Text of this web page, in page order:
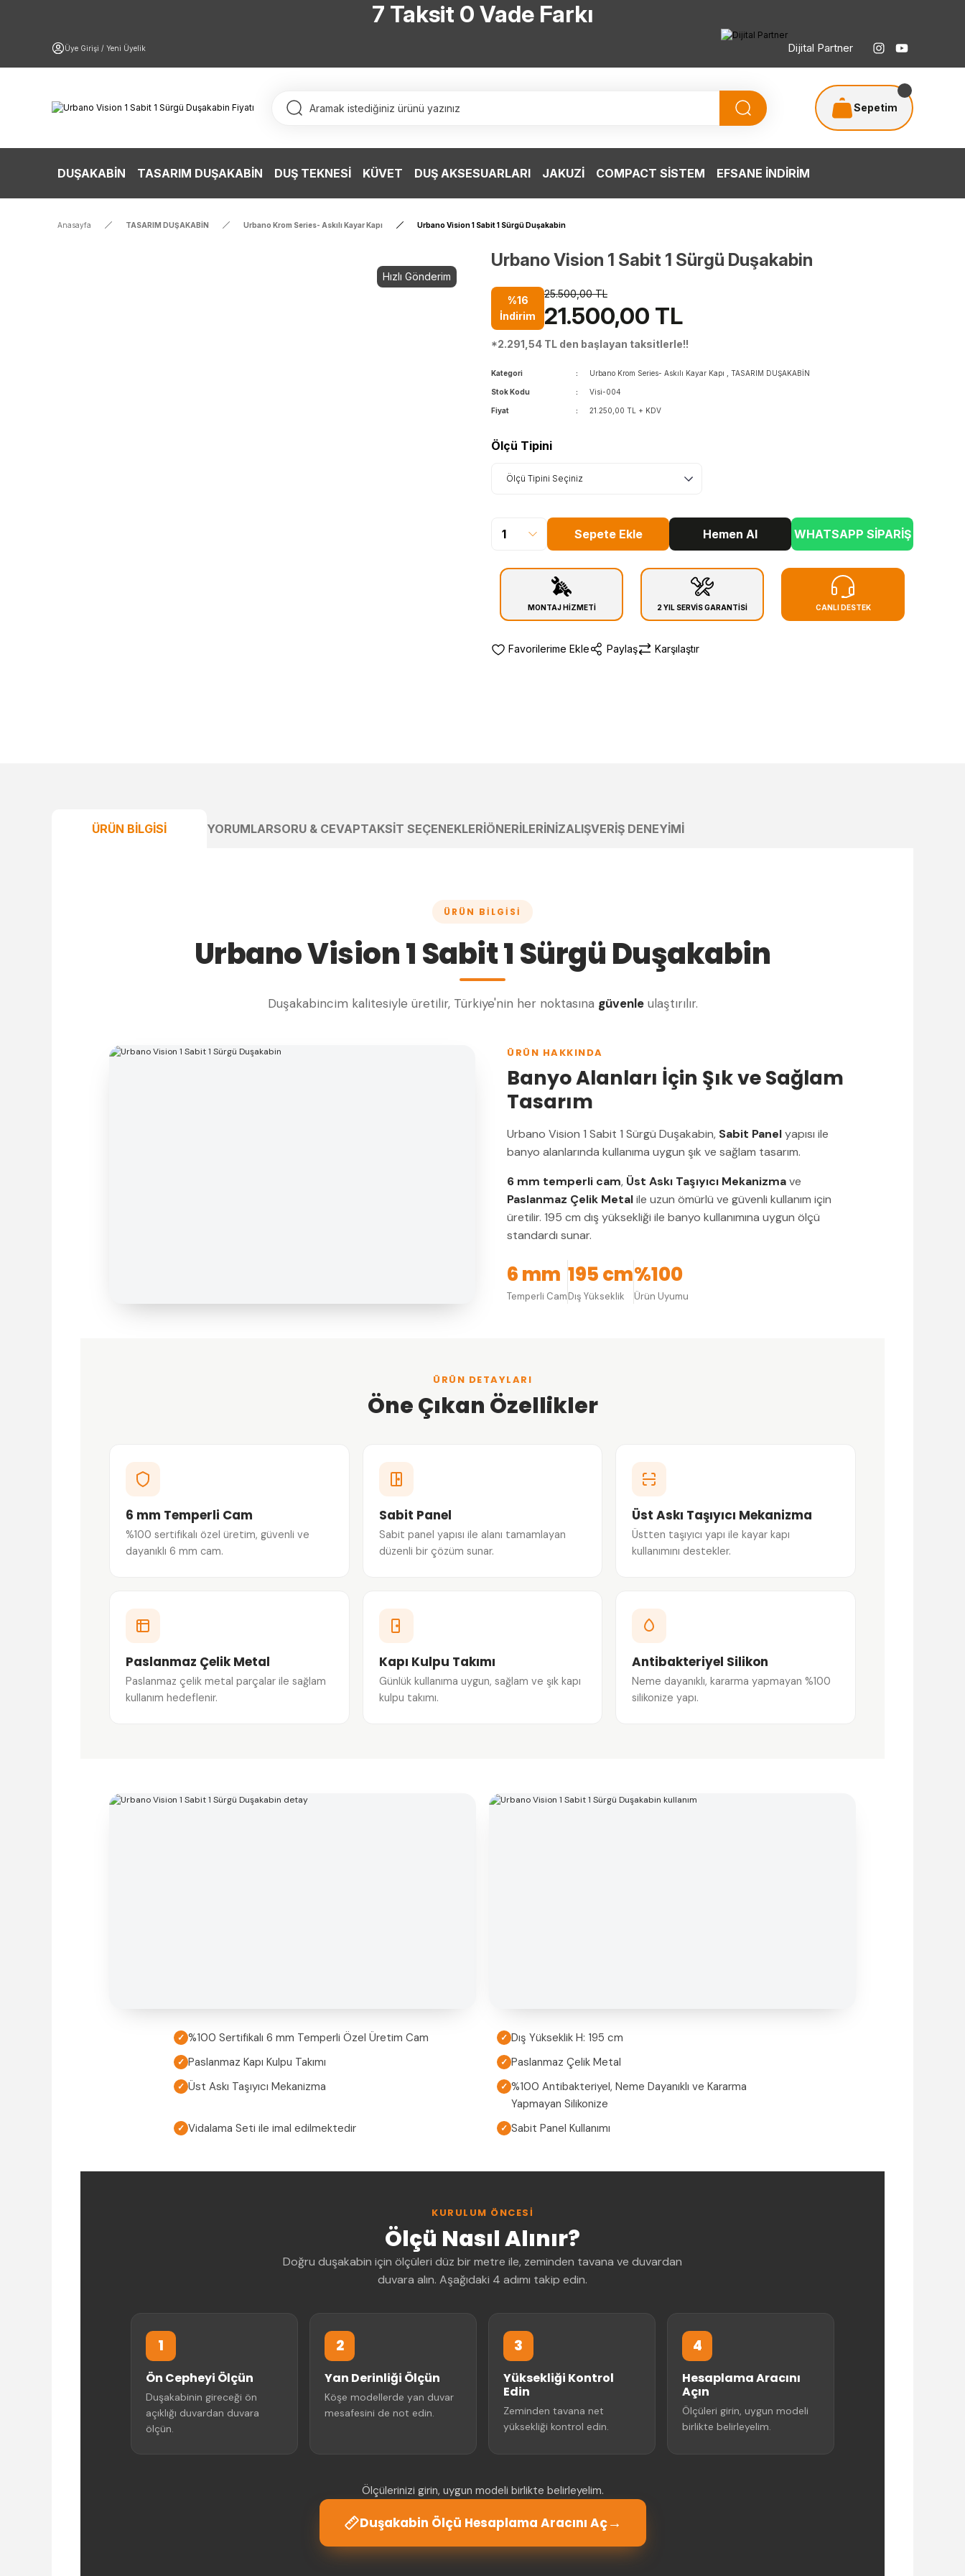
7 Taksit 0 Vade Farkı
Üye Girişi / Yeni Üyelik
TÜRKİYE’NİN HERYERİNE ÜCRETSİZ KARGO
Dijital Partner
Sepetim
DUŞAKABİN TASARIM DUŞAKABİN DUŞ TEKNESİ KÜVET DUŞ AKSESUARLARI JAKUZİ COMPACT SİSTEM EFSANE İNDİRİM
Anasayfa TASARIM DUŞAKABİN Urbano Krom Series- Askılı Kayar Kapı Urbano Vision 1 Sabit 1 Sürgü Duşakabin
Hızlı Gönderim
Urbano Vision 1 Sabit 1 Sürgü Duşakabin
%16
İndirim
25.500,00 TL
21.500,00 TL
*2.291,54 TL den başlayan taksitlerle!!
Kategori Urbano Krom Series- Askılı Kayar Kapı TASARIM DUŞAKABİN
Stok Kodu Visi-004
Fiyat 21.250,00 TL + KDV
Ölçü Tipini
Sepete Ekle Hemen Al WHATSAPP SİPARİŞ
MONTAJ HİZMETİ 2 YIL SERVİS GARANTİSİ CANLI DESTEK
Paylaş Karşılaştır
ÜRÜN BILGISI YORUMLARSORU & CEVAPTAKSIT SEÇENEKLERIÖNERILERINIZALIŞVERIŞ DENEYIMI
ÜRÜN BILGISI
Urbano Vision 1 Sabit 1 Sürgü Duşakabin
Duşakabincim kalitesiyle üretilir, Türkiye'nin her noktasına güvenleulaştırılır.
ÜRÜN HAKKINDA
Banyo Alanları İçin Şık ve Sağlam
Tasarım
Urbano Vision 1 Sabit 1 Sürgü Duşakabin, Sabit Panelyapısı ile
banyo alanlarında kullanıma uygun şık ve sağlam tasarım.
6 mm temperli cam, Üst Askı Taşıyıcı Mekanizmave
Paslanmaz Çelik Metalile uzun ömürlü ve güvenli kullanım için
üretilir. 195 cm dış yüksekliği ile banyo kullanımına uygun ölçü
standardı sunar.
6 mm
Temperli Cam
195 cm
Dış Yükseklik
%100
Ürün Uyumu
ÜRÜN DETAYLARI
Öne Çıkan Özellikler
6 mm Temperli Cam
%100 sertifikalı özel üretim, güvenli ve
dayanıklı 6 mm cam.
Sabit Panel
Sabit panel yapısı ile alanı tamamlayan
düzenli bir çözüm sunar.
Üst Askı Taşıyıcı Mekanizma
Üstten taşıyıcı yapı ile kayar kapı
kullanımını destekler.
Paslanmaz Çelik Metal
Paslanmaz çelik metal parçalar ile sağlam
kullanım hedeflenir.
Kapı Kulpu Takımı
Günlük kullanıma uygun, sağlam ve şık kapı
kulpu takımı.
Antibakteriyel Silikon
Neme dayanıklı, kararma yapmayan %100
silikonize yapı.
✓ %100 Sertifikalı 6 mm Temperli Özel Üretim Cam ✓ Dış Yükseklik H: 195 cm
✓ Paslanmaz Kapı Kulpu Takımı ✓ Paslanmaz Çelik Metal
✓ Üst Askı Taşıyıcı Mekanizma ✓ %100 Antibakteriyel, Neme Dayanıklı ve Kararma
Yapmayan Silikonize
✓ Vidalama Seti ile imal edilmektedir ✓ Sabit Panel Kullanımı
KURULUM ÖNCESI
Ölçü Nasıl Alınır?
Doğru duşakabin için ölçüleri düz bir metre ile, zeminden tavana ve duvardan
duvara alın. Aşağıdaki 4 adımı takip edin.
1
Ön Cepheyi Ölçün
Duşakabinin gireceği ön
açıklığı duvardan duvara
ölçün.
2
Yan Derinliği Ölçün
Köşe modellerde yan duvar
mesafesini de not edin.
3
Yüksekliği Kontrol
Edin
Zeminden tavana net
yüksekliği kontrol edin.
4
Hesaplama Aracını
Açın
Ölçüleri girin, uygun modeli
birlikte belirleyelim.
Ölçülerinizi girin, uygun modeli birlikte belirleyelim.
Duşakabin Ölçü Hesaplama Aracını Aç→